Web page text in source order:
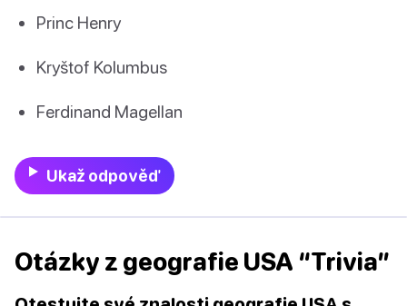
Princ Henry
Kryštof Kolumbus
Ferdinand Magellan
Ukaž odpověď
Otázky z geografie USA “Trivia”